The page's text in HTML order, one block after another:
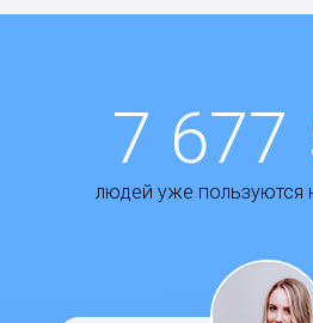
7 677
людей уже пользуются